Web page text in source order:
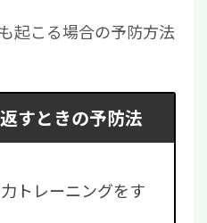
起こる場合の予防方法
すときの予防法
トレーニングをす